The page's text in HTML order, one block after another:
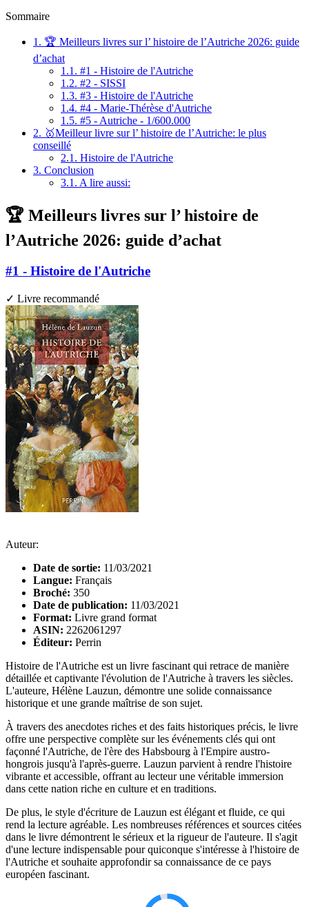
Sommaire
1. 🏆 Meilleurs livres sur l’ histoire de l’Autriche 2026: guide
d’achat
1.1. #1 - Histoire de l'Autriche
1.2. #2 - SISSI
1.3. #3 - Histoire de l'Autriche
1.4. #4 - Marie-Thérèse d'Autriche
1.5. #5 - Autriche - 1/600.000
2. 🥇Meilleur livre sur l’ histoire de l’Autriche: le plus
conseillé
2.1. Histoire de l'Autriche
3. Conclusion
3.1. A lire aussi:
🏆 Meilleurs livres sur l’ histoire de
l’Autriche 2026: guide d’achat
#1 - Histoire de l'Autriche
✓ Livre recommandé
Auteur:
Date de sortie: 11/03/2021
Langue: Français
Broché: 350
Date de publication: 11/03/2021
Format: Livre grand format
ASIN: 2262061297
Éditeur: Perrin
Histoire de l'Autriche est un livre fascinant qui retrace de manière
détaillée et captivante l'évolution de l'Autriche à travers les siècles.
L'auteure, Hélène Lauzun, démontre une solide connaissance
historique et une grande maîtrise de son sujet.
À travers des anecdotes riches et des faits historiques précis, le livre
offre une perspective complète sur les événements clés qui ont
façonné l'Autriche, de l'ère des Habsbourg à l'Empire austro-
hongrois jusqu'à l'après-guerre. Lauzun parvient à rendre l'histoire
vibrante et accessible, offrant au lecteur une véritable immersion
dans cette nation riche en culture et en traditions.
De plus, le style d'écriture de Lauzun est élégant et fluide, ce qui
rend la lecture agréable. Les nombreuses références et sources citées
dans le livre démontrent le sérieux et la rigueur de l'auteure. Il s'agit
d'une lecture indispensable pour quiconque s'intéresse à l'histoire de
l'Autriche et souhaite approfondir sa connaissance de ce pays
européen fascinant.